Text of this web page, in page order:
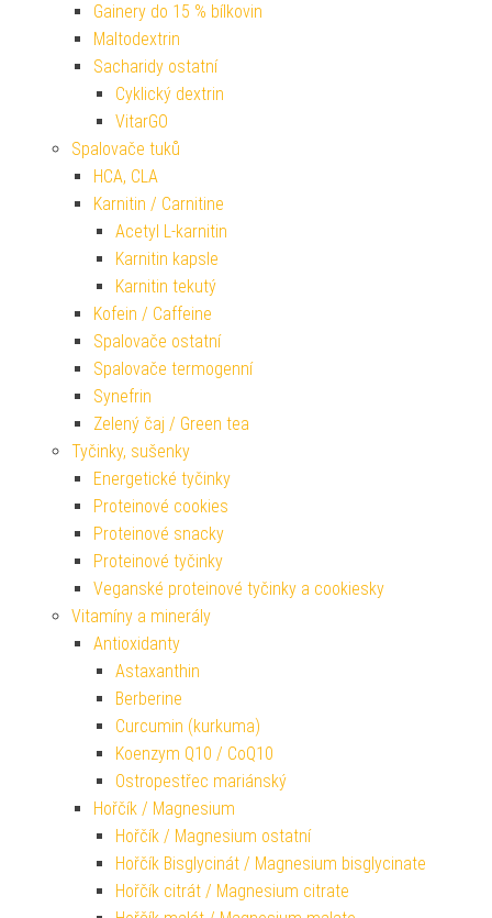
Gainery do 15 % bílkovin
Maltodextrin
Sacharidy ostatní
Cyklický dextrin
VitarGO
Spalovače tuků
HCA, CLA
Karnitin / Carnitine
Acetyl L-karnitin
Karnitin kapsle
Karnitin tekutý
Kofein / Caffeine
Spalovače ostatní
Spalovače termogenní
Synefrin
Zelený čaj / Green tea
Tyčinky, sušenky
Energetické tyčinky
Proteinové cookies
Proteinové snacky
Proteinové tyčinky
Veganské proteinové tyčinky a cookiesky
Vitamíny a minerály
Antioxidanty
Astaxanthin
Berberine
Curcumin (kurkuma)
Koenzym Q10 / CoQ10
Ostropestřec mariánský
Hořčík / Magnesium
Hořčík / Magnesium ostatní
Hořčík Bisglycinát / Magnesium bisglycinate
Hořčík citrát / Magnesium citrate